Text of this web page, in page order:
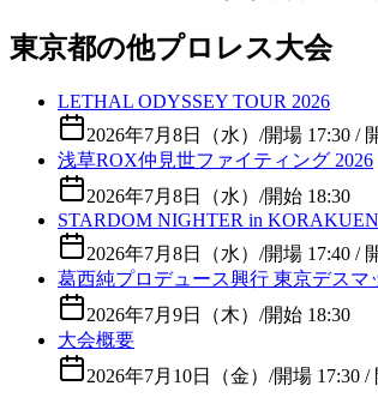
東京都の他プロレス大会
LETHAL ODYSSEY TOUR 2026
2026年7月8日（水） /開場 17:30 /
浅草ROX仲見世ファイティング 2026
2026年7月8日（水） /開始 18:30
STARDOM NIGHTER in KORAKUEN
2026年7月8日（水） /開場 17:40 /
葛西純プロデュース興行 東京デスマ
2026年7月9日（木） /開始 18:30
大会概要
2026年7月10日（金） /開場 17:30 /